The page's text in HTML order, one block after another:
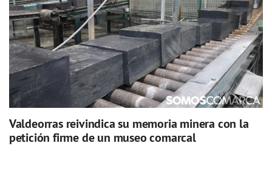
Valdeorras reivindica su memoria minera con la
petición firme de un museo comarcal